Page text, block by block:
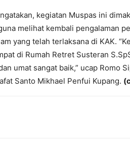
kegiatan Muspas ini
melihat kembali pengalaman
yang telah terlaksana di KAK.
di Rumah Retret Susteran
umat sangat baik,” ucap Romo
Santo Mikhael Penfui Kupang.